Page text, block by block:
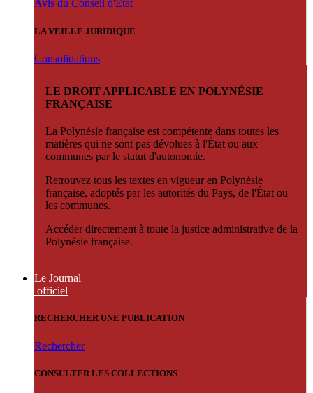
Avis du Conseil d'État
LA VEILLE JURIDIQUE
Consolidations
LE DROIT APPLICABLE EN POLYNÉSIE
FRANÇAISE
La Polynésie française est compétente dans toutes les
matières qui ne sont pas dévolues à l'État ou aux
communes par le statut d'autonomie.
Retrouvez tous les textes en vigueur en Polynésie
française, adoptés par les autorités du Pays, de l'État ou
les communes.
Accéder directement à toute la justice administrative de la
Polynésie française.
Le Journal
officiel
RECHERCHER UNE PUBLICATION
Rechercher
CONSULTER LES COLLECTIONS